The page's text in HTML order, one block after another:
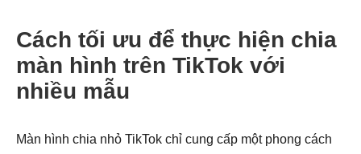
Cách tối ưu để thực hiện chia
màn hình trên TikTok với
nhiều mẫu
Màn hình chia nhỏ TikTok chỉ cung cấp một phong cách